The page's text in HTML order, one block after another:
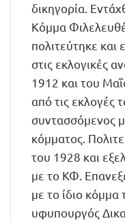
δικηγορία.
Κόμμα
πολιτεύτηκε και
στις εκλογικές
1912 και του
από τις εκλογές
συντασσόμενος
κόμματος.
του 1928 και
με το ΚΦ.
με το ίδιο κόμμα
υφυπουργός